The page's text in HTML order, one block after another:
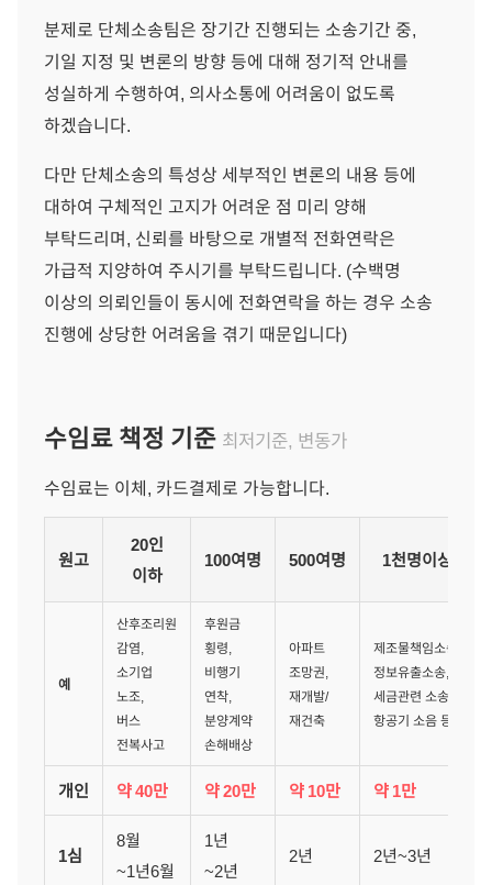
분제로 단체소송팀은 장기간 진행되는 소송기간 중,
기일 지정 및 변론의 방향 등에 대해 정기적 안내를
성실하게 수행하여, 의사소통에 어려움이 없도록
하겠습니다.
다만 단체소송의 특성상 세부적인 변론의 내용 등에
대하여 구체적인 고지가 어려운 점 미리 양해
부탁드리며, 신뢰를 바탕으로 개별적 전화연락은
가급적 지양하여 주시기를 부탁드립니다. (수백명
이상의 의뢰인들이 동시에 전화연락을 하는 경우 소송
진행에 상당한 어려움을 겪기 때문입니다)
수임료 책정 기준 최저기준, 변동가
수임료는 이체, 카드결제로 가능합니다.
원고
20인
이하
100여명 500여명 1천명이상
예
산후조리원
감염,
소기업
노조,
버스
전복사고
후원금
횡령,
비행기
연착,
분양계약
손해배상
아파트
조망권,
재개발/
재건축
제조물책임소송,
정보유출소송,
세금관련 소송,
항공기 소음 등
개인 약 40만 약 20만 약 10만 약 1만
1심
8월
~1년6월
1년
~2년
2년 2년~3년